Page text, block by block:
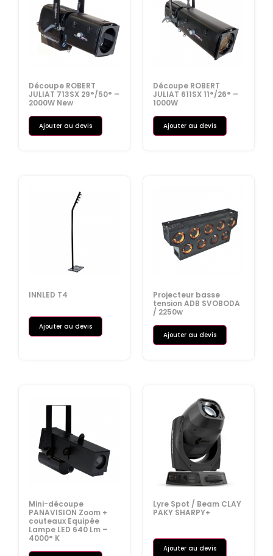
Découpe ROBERT
JULIAT 713SX 29°/50° –
2000W New
Ajouter au devis
Découpe ROBERT
JULIAT 611SX 11°/26° –
1000W
Ajouter au devis
INNLED T4
Ajouter au devis
Projecteur basse
tension ADB SVOBODA
/ 2250w
Ajouter au devis
Mini-découpe
PANAVISION Zoom +
couteaux Equipée
Lampe LED 640 Lm –
4000° K
Lyre Spot / Beam CLAY
PAKY SHARPY+
Ajouter au devis